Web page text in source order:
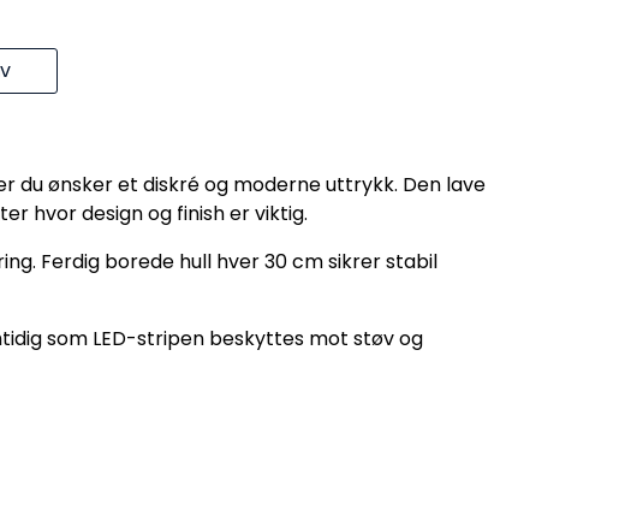
du ønsker et diskré og moderne uttrykk. Den lave
hvor design og finish er viktig.
Ferdig borede hull hver 30 cm sikrer stabil
som LED-stripen beskyttes mot støv og